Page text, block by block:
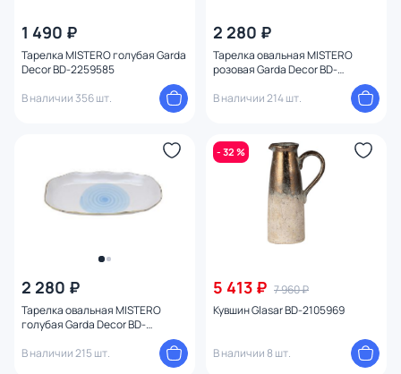
1 490 ₽
Тарелка MISTERO голубая Garda
Decor BD-2259585
В наличии 356 шт.
2 280 ₽
Тарелка овальная MISTERO
розовая Garda Decor BD-
В наличии 214 шт.
2 280 ₽
Тарелка овальная MISTERO
голубая Garda Decor BD-
В наличии 215 шт.
- 32 %
5 413 ₽ 7 960 ₽
Кувшин Glasar BD-2105969
В наличии 8 шт.